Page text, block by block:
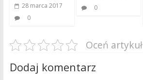
28 marca 2017
0
0
Oceń artykuł
Dodaj komentarz